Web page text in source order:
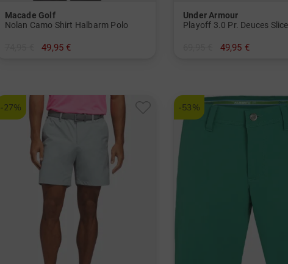
Macade Golf
Nolan Camo Shirt Halbarm Polo
49,95 €
Under Armour
49,95 €
-27% -53%